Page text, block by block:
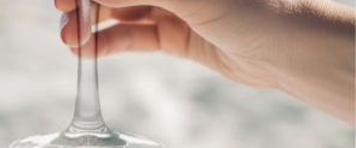
d’unique en quelques étapes – avec
photo ou un message qui touche le cœur.
juste tout l’amour pour le moment idéal.